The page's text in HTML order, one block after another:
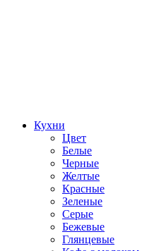
Кухни
Цвет
Белые
Черные
Желтые
Красные
Зеленые
Серые
Бежевые
Глянцевые